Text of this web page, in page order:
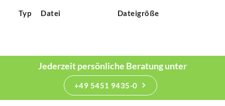
Typ Datei Dateigröße
Jederzeit persönliche Beratung unter
+49 5451 9435-0